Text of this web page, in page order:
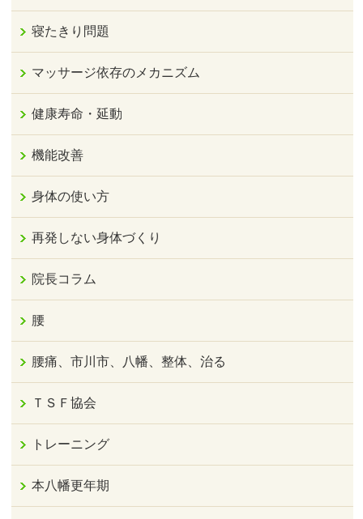
寝たきり問題
マッサージ依存のメカニズム
健康寿命・延動
機能改善
身体の使い方
再発しない身体づくり
院長コラム
腰
腰痛、市川市、八幡、整体、治る
ＴＳＦ協会
トレーニング
本八幡更年期